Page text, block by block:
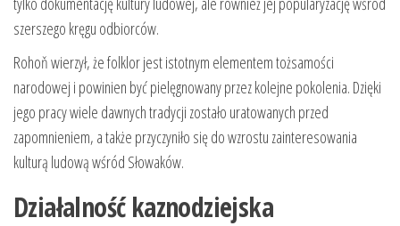
szerszego kręgu odbiorców.
Rohoň wierzył, że folklor jest istotnym elementem tożsamości
narodowej i powinien być pielęgnowany przez kolejne pokolenia. Dzięki
jego pracy wiele dawnych tradycji zostało uratowanych przed
zapomnieniem, a także przyczyniło się do wzrostu zainteresowania
kulturą ludową wśród Słowaków.
Działalność kaznodziejska